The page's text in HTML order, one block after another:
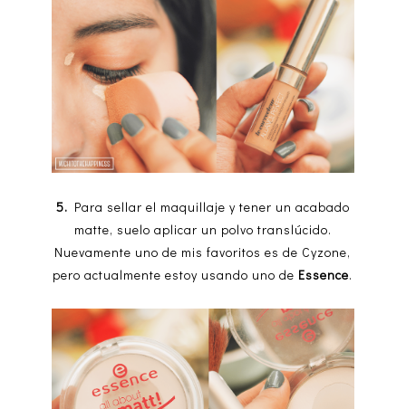
5. Para sellar el maquillaje y tener un acabado
matte, suelo aplicar un polvo translúcido.
Nuevamente uno de mis favoritos es de Cyzone,
pero actualmente estoy usando uno de Essence.